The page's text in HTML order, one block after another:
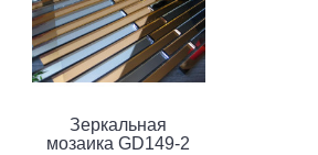
Зеркальная
мозаика GD149-2